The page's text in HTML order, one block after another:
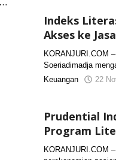
Indeks
Akses ke
KORANJURI.COM
Soeriadimadja
Keuangan
22
Prudential
Program
KORANJURI.COM